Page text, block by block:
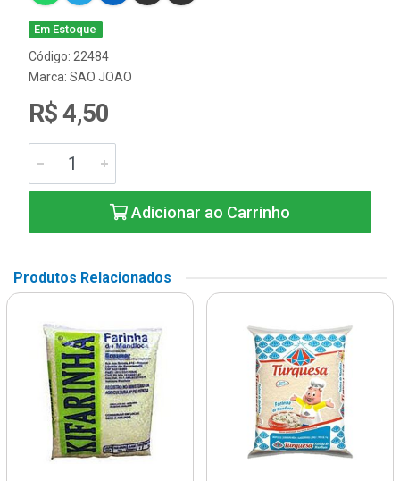
Em Estoque
Código: 22484
Marca: SAO JOAO
R$ 4,50
Adicionar ao Carrinho
Produtos Relacionados